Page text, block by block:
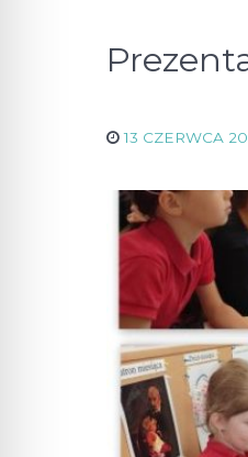
13 CZERWCA